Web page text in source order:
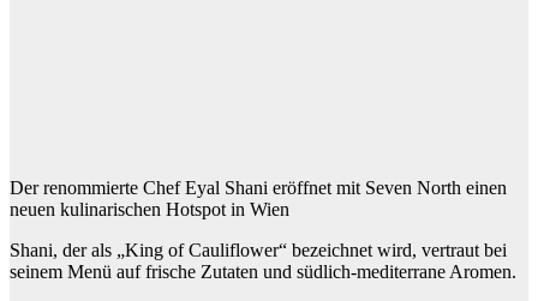
Der renommierte Chef Eyal Shani eröffnet mit Seven North einen
neuen kulinarischen Hotspot in Wien
Shani, der als „King of Cauliflower“ bezeichnet wird, vertraut bei
seinem Menü auf frische Zutaten und südlich-mediterrane Aromen.